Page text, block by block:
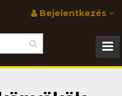
Bejelentkezés